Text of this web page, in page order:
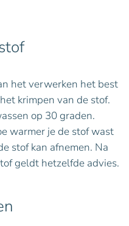
het verwerken het best
krimpen van de stof.
op 30 graden.
warmer je de stof wast
stof kan afnemen. Na
geldt hetzelfde advies.